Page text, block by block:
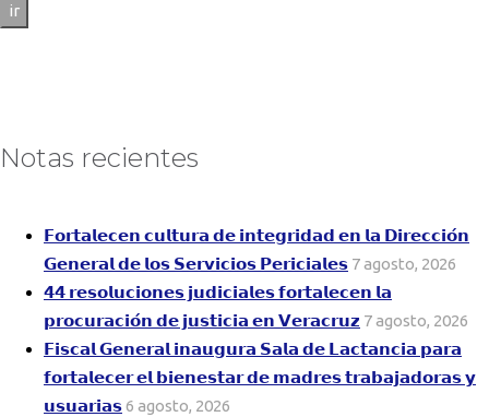
ir
Notas recientes
𝗙𝗼𝗿𝘁𝗮𝗹𝗲𝗰𝗲𝗻 𝗰𝘂𝗹𝘁𝘂𝗿𝗮 𝗱𝗲 𝗶𝗻𝘁𝗲𝗴𝗿𝗶𝗱𝗮𝗱 𝗲𝗻 𝗹𝗮 𝗗𝗶𝗿𝗲𝗰𝗰𝗶𝗼́𝗻
𝗚𝗲𝗻𝗲𝗿𝗮𝗹 𝗱𝗲 𝗹𝗼𝘀 𝗦𝗲𝗿𝘃𝗶𝗰𝗶𝗼𝘀 𝗣𝗲𝗿𝗶𝗰𝗶𝗮𝗹𝗲𝘀 7 agosto, 2026
𝟰𝟰 𝗿𝗲𝘀𝗼𝗹𝘂𝗰𝗶𝗼𝗻𝗲𝘀 𝗷𝘂𝗱𝗶𝗰𝗶𝗮𝗹𝗲𝘀 𝗳𝗼𝗿𝘁𝗮𝗹𝗲𝗰𝗲𝗻 𝗹𝗮
𝗽𝗿𝗼𝗰𝘂𝗿𝗮𝗰𝗶𝗼́𝗻 𝗱𝗲 𝗷𝘂𝘀𝘁𝗶𝗰𝗶𝗮 𝗲𝗻 𝗩𝗲𝗿𝗮𝗰𝗿𝘂𝘇 7 agosto, 2026
𝗙𝗶𝘀𝗰𝗮𝗹 𝗚𝗲𝗻𝗲𝗿𝗮𝗹 𝗶𝗻𝗮𝘂𝗴𝘂𝗿𝗮 𝗦𝗮𝗹𝗮 𝗱𝗲 𝗟𝗮𝗰𝘁𝗮𝗻𝗰𝗶𝗮 𝗽𝗮𝗿𝗮
𝗳𝗼𝗿𝘁𝗮𝗹𝗲𝗰𝗲𝗿 𝗲𝗹 𝗯𝗶𝗲𝗻𝗲𝘀𝘁𝗮𝗿 𝗱𝗲 𝗺𝗮𝗱𝗿𝗲𝘀 𝘁𝗿𝗮𝗯𝗮𝗷𝗮𝗱𝗼𝗿𝗮𝘀 𝘆
𝘂𝘀𝘂𝗮𝗿𝗶𝗮𝘀6 agosto, 2026